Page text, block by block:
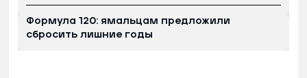
Формула 120: ямальцам предложили
сбросить лишние годы